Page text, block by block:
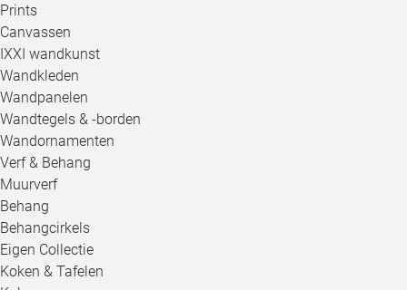
Prints
Canvassen
IXXI wandkunst
Wandkleden
Wandpanelen
Wandtegels & -borden
Wandornamenten
Verf & Behang
Muurverf
Behang
Behangcirkels
Eigen Collectie
Koken & Tafelen